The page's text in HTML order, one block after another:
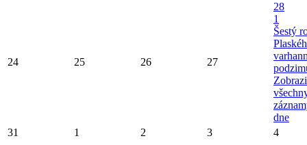
24 25 26 27
28
1
Šestý
dne
31
1 2 3 4